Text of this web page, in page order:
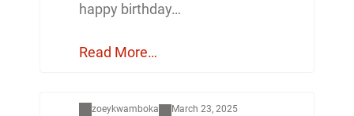
happy birthday…
Read More…
zoeykwamboka March 23, 2025